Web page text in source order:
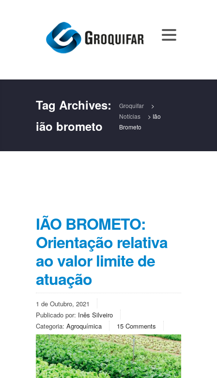
Tag Archives:
ião brometo
Groquifar
>
Notícias
> Ião
Brometo
IÃO BROMETO:
Orientação relativa
ao valor limite de
atuação
1 de Outubro, 2021
Publicado por: Inês Silveiro
Categoria: Agroquímica 15 Comments